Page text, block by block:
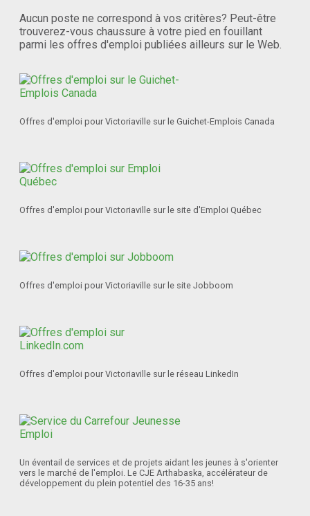
Aucun poste ne correspond à vos critères? Peut-être
trouverez-vous chaussure à votre pied en fouillant
parmi les offres d'emploi publiées ailleurs sur le Web.
Offres d'emploi pour Victoriaville sur le Guichet-Emplois Canada
Offres d'emploi pour Victoriaville sur le site d'Emploi Québec
Offres d'emploi pour Victoriaville sur le site Jobboom
Offres d'emploi pour Victoriaville sur le réseau LinkedIn
Un éventail de services et de projets aidant les jeunes à s'orienter
vers le marché de l'emploi. Le CJE Arthabaska, accélérateur de
développement du plein potentiel des 16-35 ans!